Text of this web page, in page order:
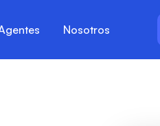
Nosotros